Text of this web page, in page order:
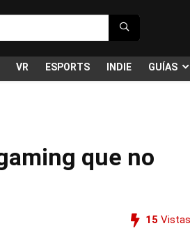
VR ESPORTS INDIE GUÍAS
que no
15 Vistas